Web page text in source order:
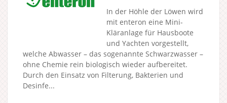
In der Höhle der Löwen wird
mit enteron eine Mini-
Kläranlage für Hausboote
und Yachten vorgestellt,
welche Abwasser – das sogenannte Schwarzwasser –
ohne Chemie rein biologisch wieder aufbereitet.
Durch den Einsatz von Filterung, Bakterien und
Desinfe...